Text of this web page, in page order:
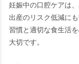
妊娠中の口腔ケアは
出産のリスク低減に
習慣と適切な食生活
大切です。